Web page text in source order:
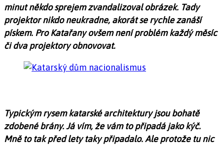
minut někdo sprejem zvandalizoval obrázek. Tady
projektor nikdo neukradne, akorát se rychle zanáší
pískem. Pro Katařany ovšem není problém každý měsíc
či dva projektory obnovovat.
Typickým rysem katarské architektury jsou bohatě
zdobené brány. Já vím, že vám to připadá jako kýč.
Mně to tak před lety taky připadalo. Ale protože tu nic